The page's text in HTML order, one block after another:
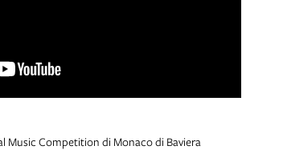
Music Competition di Monaco di Baviera